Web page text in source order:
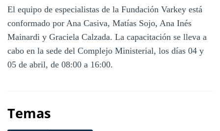
El equipo de especialistas de la Fundación Varkey está
conformado por Ana Casiva, Matías Sojo, Ana Inés
Mainardi y Graciela Calzada. La capacitación se lleva a
cabo en la sede del Complejo Ministerial, los días 04 y
05 de abril, de 08:00 a 16:00.
Temas